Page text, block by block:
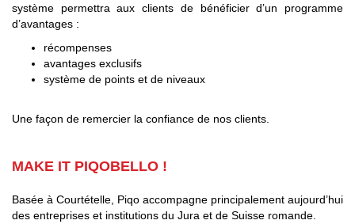
système permettra aux clients de bénéficier d’un programme
d’avantages :
récompenses
avantages exclusifs
système de points et de niveaux
Une façon de remercier la confiance de nos clients.
MAKE IT PIQOBELLO !
Basée à Courtételle, Piqo accompagne principalement aujourd’hui
des entreprises et institutions du Jura et de Suisse romande.